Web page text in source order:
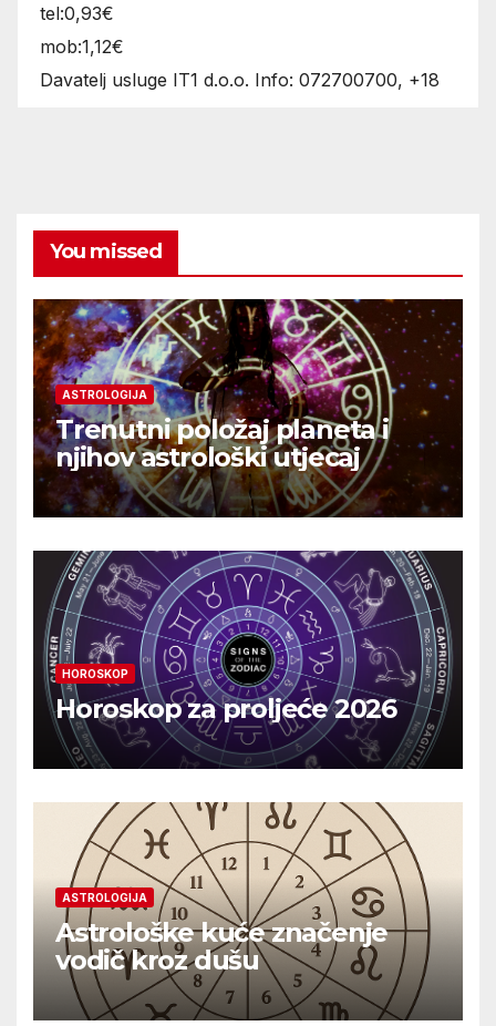
tel:0,93€
mob:1,12€
Davatelj usluge IT1 d.o.o. Info: 072700700, +18
You missed
ASTROLOGIJA
Trenutni položaj planeta i
njihov astrološki utjecaj
HOROSKOP
Horoskop za proljeće 2026
ASTROLOGIJA
Astrološke kuće značenje
vodič kroz dušu